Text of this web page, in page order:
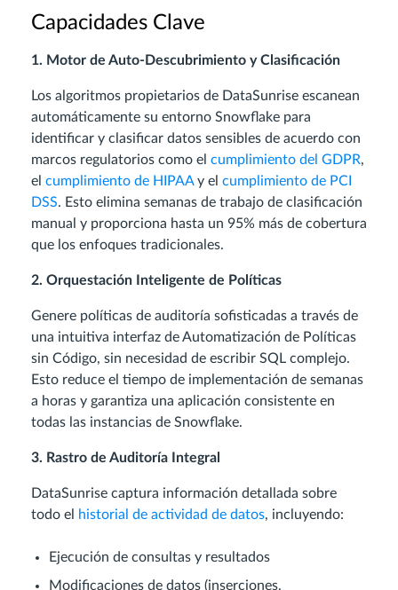
Capacidades Clave
1. Motor de Auto-Descubrimiento y Clasificación
Los algoritmos propietarios de DataSunrise escanean
automáticamente su entorno Snowflake para
identificar y clasificar datos sensibles de acuerdo con
marcos regulatorios como el cumplimiento del GDPR,
el cumplimiento de HIPAAy el cumplimiento de PCI
DSS. Esto elimina semanas de trabajo de clasificación
manual y proporciona hasta un 95% más de cobertura
que los enfoques tradicionales.
2. Orquestación Inteligente de Políticas
Genere políticas de auditoría sofisticadas a través de
una intuitiva interfaz de Automatización de Políticas
sin Código, sin necesidad de escribir SQL complejo.
Esto reduce el tiempo de implementación de semanas
a horas y garantiza una aplicación consistente en
todas las instancias de Snowflake.
3. Rastro de Auditoría Integral
DataSunrise captura información detallada sobre
todo el historial de actividad de datos, incluyendo:
Ejecución de consultas y resultados
Modificaciones de datos (inserciones,